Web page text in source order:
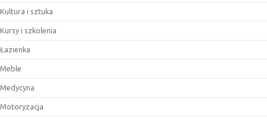
Kultura i sztuka
Kursy i szkolenia
Łazienka
Meble
Medycyna
Motoryzacja